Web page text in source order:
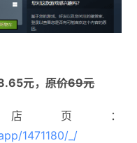
元，原价69元
页：
1471180/_/